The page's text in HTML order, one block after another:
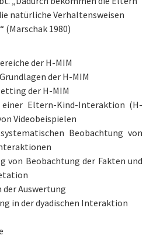
natürliche Verhaltensweisen
1980)
der H-MIM
der H-MIM
der H-MIM
einer Eltern-Kind-Interaktion (H-
Videobeispielen
Beobachtung von
von Beobachtung der Fakten und
Auswertung
in der dyadischen Interaktion